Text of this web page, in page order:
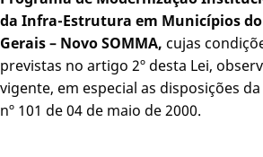
da Infra-Estrutura em Municípios
Gerais – Novo SOMMA, cujas
previstas no artigo 2º desta Lei,
vigente, em especial as disposições
nº 101 de 04 de maio de 2000.